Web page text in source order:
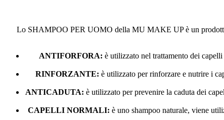
Lo SHAMPOO PER UOMO della MU MAKE UP è un prodotto
ANTIFORFORA: è utilizzato nel trattamento dei
RINFORZANTE: è utilizzato per rinforzare e nutrire i
ANTICADUTA: è utilizzato per prevenire la caduta dei
CAPELLI NORMALI: è uno shampoo naturale, viene